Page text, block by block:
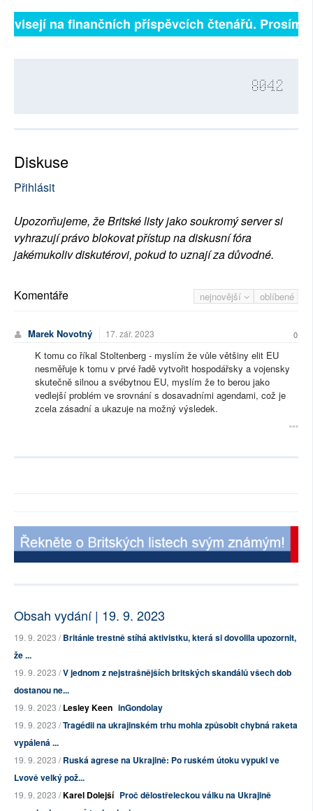
na finančních příspěvcích čtenářů. Prosíme,
8042
Diskuse
Přihlásit
Upozorňujeme, že Britské listy jako soukromý server si
vyhrazují právo blokovat přístup na diskusní fóra
jakémukoliv diskutérovi, pokud to uznají za důvodné.
nejnovější oblíbené
Komentáře
Marek Novotný 17. zář. 2023 0
K tomu co říkal Stoltenberg - myslím že vůle většiny elit EU
nesměřuje k tomu v prvé řadě vytvořit hospodářsky a vojensky
skutečně silnou a svébytnou EU, myslím že to berou jako
vedlejší problém ve srovnání s dosavadními agendami, což je
zcela zásadní a ukazuje na možný výsledek.
Obsah vydání | 19. 9. 2023
19. 9. 2023 /Británie trestně stíhá aktivistku, která si dovolila upozornit,
že ...
19. 9. 2023 /V jednom z nejstrašnějších britských skandálů všech dob
dostanou ne...
19. 9. 2023 /Lesley Keen inGondolay
19. 9. 2023 /Tragédii na ukrajinském trhu mohla způsobit chybná raketa
vypálená ...
19. 9. 2023 /Ruská agrese na Ukrajině: Po ruském útoku vypukl ve
Lvově velký pož...
19. 9. 2023 /Karel Dolejší Proč dělostřeleckou válku na Ukrajině